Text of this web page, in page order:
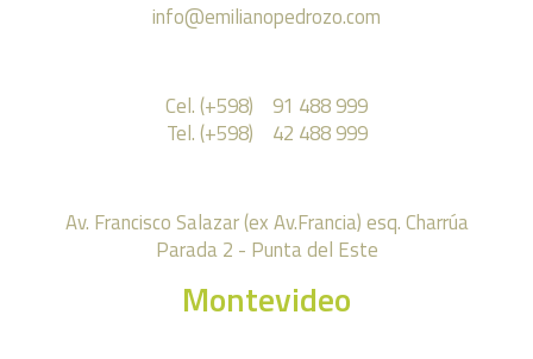
info@emilianopedrozo.com
Cel. (+598) 91 488 999
Tel. (+598) 42 488 999
Av. Francisco Salazar (ex Av.Francia) esq. Charrúa
Parada 2 - Punta del Este
Montevideo